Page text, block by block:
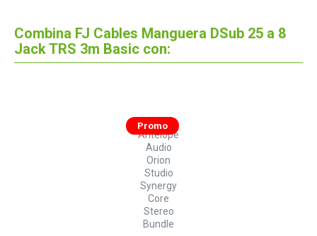
Combina FJ Cables Manguera DSub 25 a 8
Jack TRS 3m Basic con:
Promo